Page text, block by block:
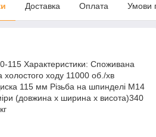
Доставка Оплата Умови
115 Характеристики: Споживана
холостого ходу 11000 об./хв
115 мм Різьба на шпинделі M14
(довжина х ширина х висота)340